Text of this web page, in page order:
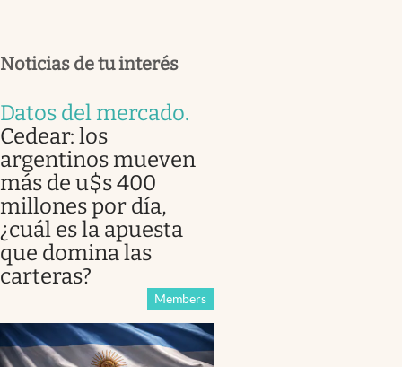
Noticias de tu interés
Datos del mercado.
Cedear: los
argentinos mueven
más de u$s 400
millones por día,
¿cuál es la apuesta
que domina las
carteras?
Members